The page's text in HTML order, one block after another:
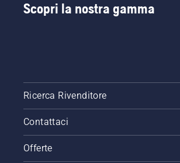
Scopri la nostra gamma
Ricerca Rivenditore
Contattaci
Offerte